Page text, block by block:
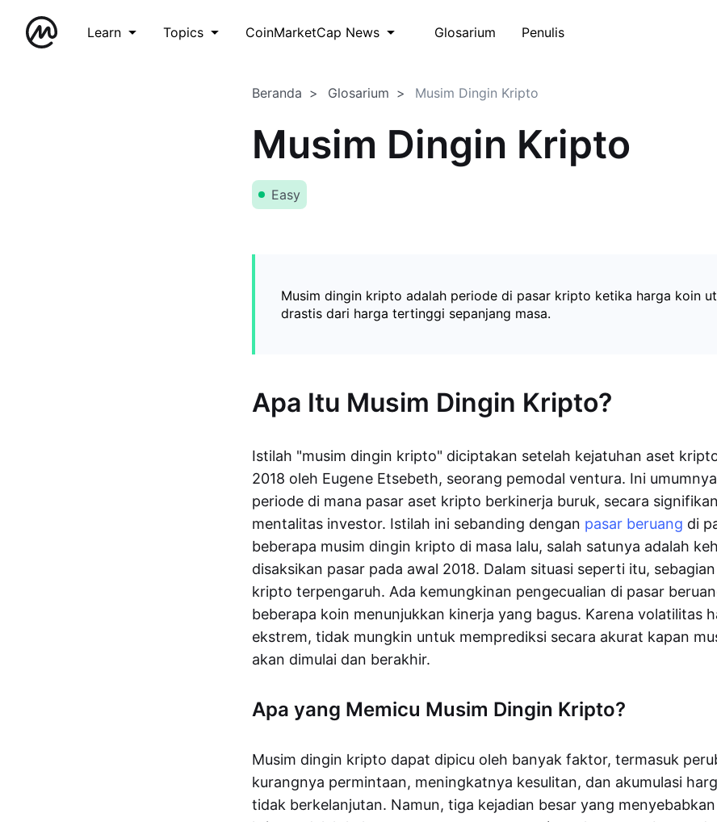
Learn Topics CoinMarketCap News Glosarium Penulis
Beranda Glosarium Musim Dingin Kripto
Musim Dingin Kripto
Easy
Musim dingin kripto adalah periode di pasar kripto ketika harga koin
drastis dari harga tertinggi sepanjang masa.
Apa Itu Musim Dingin Kripto?
Istilah "musim dingin kripto" diciptakan setelah kejatuhan aset
2018 oleh Eugene Etsebeth, seorang pemodal ventura. Ini
periode di mana pasar aset kripto berkinerja buruk, secara
mentalitas investor. Istilah ini sebanding dengan pasar beruang di
beberapa musim dingin kripto di masa lalu, salah satunya adalah
disaksikan pasar pada awal 2018. Dalam situasi seperti itu,
kripto terpengaruh. Ada kemungkinan pengecualian di pasar
beberapa koin menunjukkan kinerja yang bagus. Karena volatilitas
ekstrem, tidak mungkin untuk memprediksi secara akurat kapan
akan dimulai dan berakhir.
Apa yang Memicu Musim Dingin Kripto?
Musim dingin kripto dapat dipicu oleh banyak faktor, termasuk
kurangnya permintaan, meningkatnya kesulitan, dan akumulasi
tidak berkelanjutan. Namun, tiga kejadian besar yang